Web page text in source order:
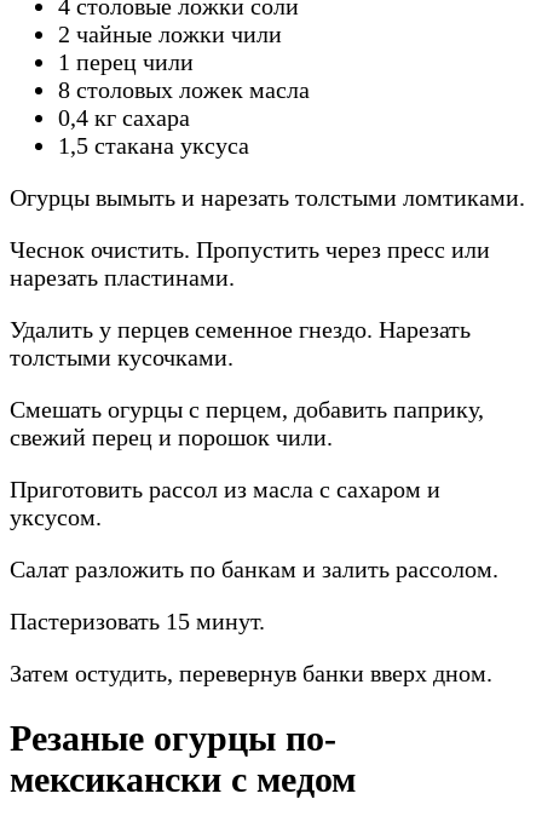
4 столовые ложки соли
2 чайные ложки чили
1 перец чили
8 столовых ложек масла
0,4 кг сахара
1,5 стакана уксуса
Огурцы вымыть и нарезать толстыми ломтиками.
Чеснок очистить. Пропустить через пресс или
нарезать пластинами.
Удалить у перцев семенное гнездо. Нарезать
толстыми кусочками.
Смешать огурцы с перцем, добавить паприку,
свежий перец и порошок чили.
Приготовить рассол из масла с сахаром и
уксусом.
Салат разложить по банкам и залить рассолом.
Пастеризовать 15 минут.
Затем остудить, перевернув банки вверх дном.
Резаные огурцы по-
мексикански с медом